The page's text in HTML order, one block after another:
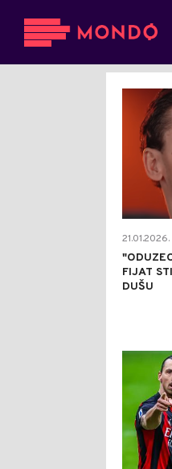
21.01.2026.
FIJAT
DUŠU